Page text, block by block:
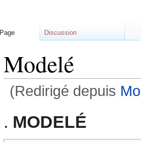
Modelé
(Redirigé depuis
. MODELÉ
Page Discussion